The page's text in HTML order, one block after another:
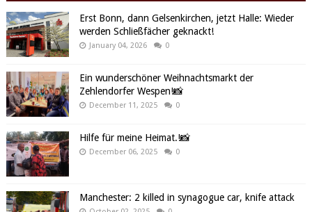
Erst Bonn, dann Gelsenkirchen, jetzt Halle: Wieder
werden Schließfächer geknackt!
January 04, 2026 0
Ein wunderschöner Weihnachtsmarkt der
Zehlendorfer Wespen!📸
December 11, 2025 0
Hilfe für meine Heimat.!📸
December 06, 2025 0
Manchester: 2 killed in synagogue car, knife attack